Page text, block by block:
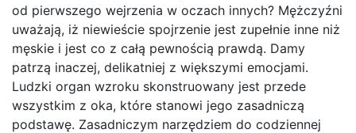
od pierwszego wejrzenia w oczach innych? Mężczyźni
uważają, iż niewieście spojrzenie jest zupełnie inne niż
męskie i jest co z całą pewnością prawdą. Damy
patrzą inaczej, delikatniej z większymi emocjami.
Ludzki organ wzroku skonstruowany jest przede
wszystkim z oka, które stanowi jego zasadniczą
podstawę. Zasadniczym narzędziem do codziennej